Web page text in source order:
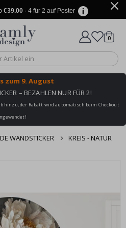
€39.00· 4 für 2 auf Poster
1028 Bewertungen
Wagen
0
zum 9. August
– BEZAHLEN NUR FÜR 2!
hinzu, der Rabatt wird automatisch beim Checkout
WANDSTICKER KREIS - NATUR